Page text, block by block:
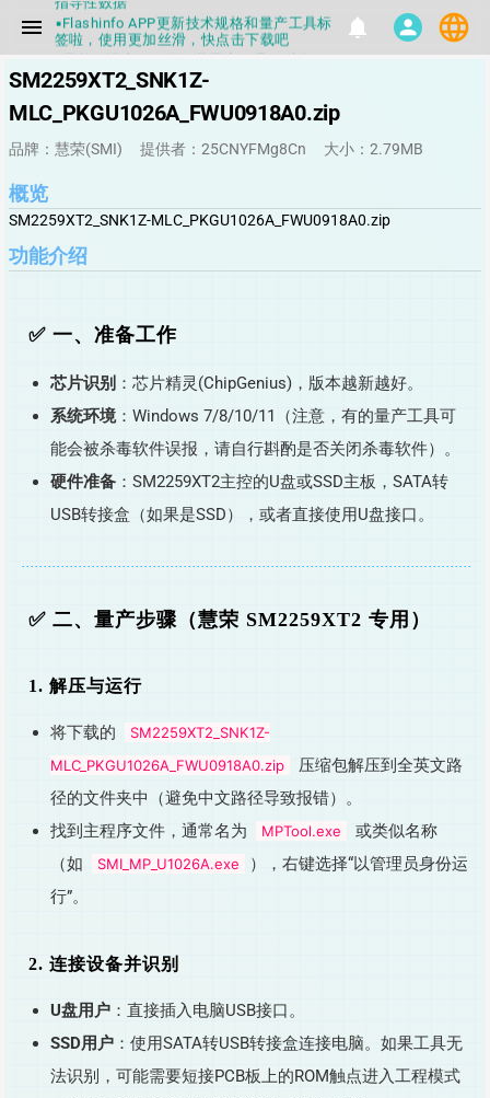
menu
▪Flashinfo APP更新技术规格和量产工具标
签啦，使用更加丝滑，快点击下载吧
▪兄弟们没事不要乱下载量产工具，过分了
▪Flashinfo提供的所有数据仅供参考，DIY
本来就有不确定性，任何第三方工具提供的
数据都不要100%相信，包括量产工具都不
正确的认知，不要随大流
指导性数据
▪Flashinfo APP更新技术规格和量产工具标
notifications person language
SM2259XT2_SNK1Z-
MLC_PKGU1026A_FWU0918A0.zip
品牌：慧荣(SMI) 提供者：25CNYFMg8Cn 大小：2.79MB
概览
SM2259XT2_SNK1Z-MLC_PKGU1026A_FWU0918A0.zip
功能介绍
✅ 一、准备工作
芯片识别 ：芯片精灵(ChipGenius)，版本越新越好。
系统环境：Windows 7/8/10/11（注意，有的量产工具可
能会被杀毒软件误报，请自行斟酌是否关闭杀毒软件）。
硬件准备 ：SM2259XT2主控的U盘或SSD主板，SATA转
USB转接盒（如果是SSD），或者直接使用U盘接口。
✅ 二、量产步骤（慧荣 SM2259XT2 专用）
1. 解压与运行
将下载的
SM2259XT2_SNK1Z-
MLC_PKGU1026A_FWU0918A0.zip
压缩包解压到全英文路
径的文件夹中（避免中文路径导致报错）。
找到主程序文件，通常名为
MPTool.exe
或类似名称
（如
SMI_MP_U1026A.exe
），右键选择“以管理员身份运
行”。
2. 连接设备并识别
U盘用户 ：直接插入电脑USB接口。
SSD用户 ：使用SATA转USB转接盒连接电脑。如果工具无
法识别，可能需要短接PCB板上的ROM触点进入工程模式